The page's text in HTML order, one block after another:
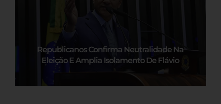
Republicanos Confirma Neutralidade Na
Eleição E Amplia Isolamento De Flávio